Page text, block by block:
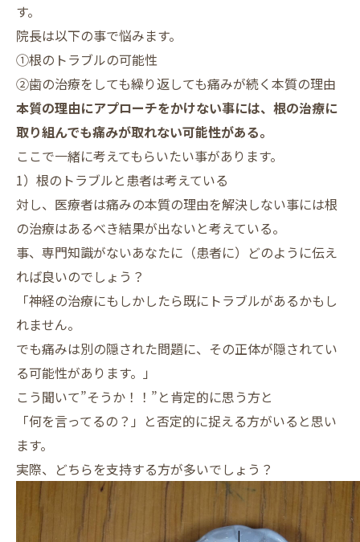
す。
院長は以下の事で悩みます。
①根のトラブルの可能性
②歯の治療をしても繰り返しても痛みが続く本質の理由
本質の理由にアプローチをかけない事には、根の治療に
取り組んでも痛みが取れない可能性がある。
ここで一緒に考えてもらいたい事があります。
1）根のトラブルと患者は考えている
対し、医療者は痛みの本質の理由を解決しない事には根
の治療はあるべき結果が出ないと考えている。
事、専門知識がないあなたに（患者に）どのように伝え
れば良いのでしょう？
「神経の治療にもしかしたら既にトラブルがあるかもし
れません。
でも痛みは別の隠された問題に、その正体が隠されてい
る可能性があります。」
こう聞いて”そうか！！”と肯定的に思う方と
「何を言ってるの？」と否定的に捉える方がいると思い
ます。
実際、どちらを支持する方が多いでしょう？